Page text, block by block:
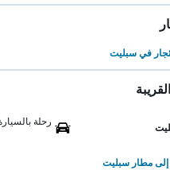
في سبليت
رحلة بالسيارة إلى 28
مطار سبليت